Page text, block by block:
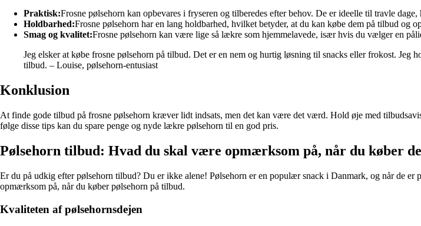
Praktisk:Frosne pølsehorn kan opbevares i fryseren og tilberedes efter behov. De er ideelle til travle
Holdbarhed:Frosne pølsehorn har en lang holdbarhed, hvilket betyder, at du kan købe dem på tilbud og
Smag og kvalitet:Frosne pølsehorn kan være lige så lækre som hjemmelavede, især hvis du vælger en
Jeg elsker at købe frosne pølsehorn på tilbud. Det er en nem og hurtig løsning til snacks eller frokost. Jeg
tilbud. – Louise, pølsehorn-entusiast
Konklusion
At finde gode tilbud på frosne pølsehorn kræver lidt indsats, men det kan være det værd. Hold øje med
følge disse tips kan du spare penge og nyde lækre pølsehorn til en god pris.
Pølsehorn tilbud: Hvad du skal være opmærksom på, når du køber
Er du på udkig efter pølsehorn tilbud? Du er ikke alene! Pølsehorn er en populær snack i Danmark, og når de
opmærksom på, når du køber pølsehorn på tilbud.
Kvaliteten af pølsehornsdejen